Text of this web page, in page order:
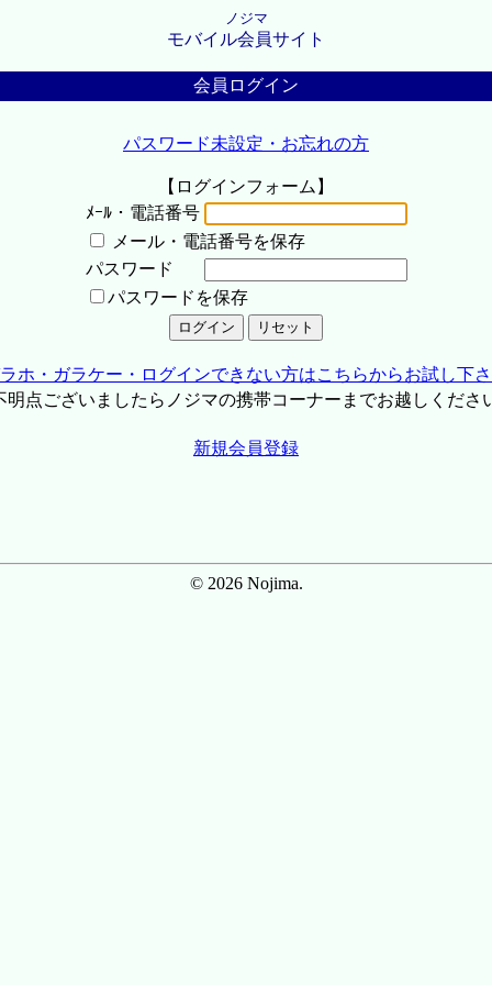
ノジマ
モバイル会員サイト
会員ログイン
パスワード未設定・お忘れの方
【ログインフォーム】
ﾒｰﾙ・電話番号
メール・電話番号を保存
パスワード
パスワードを保存
ホ・ガラケー・ログインできない方はこちらからお試し下
点ございましたらノジマの携帯コーナーまでお越しくださ
新規会員登録
© 2026 Nojima.